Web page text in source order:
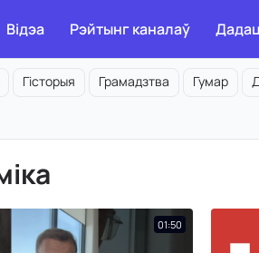
Відэа Рэйтынг каналаў
Гісторыя Грамадзтва Гумар
01:50